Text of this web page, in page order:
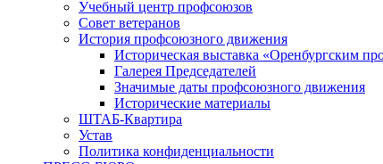
Учебный центр профсоюзов
Совет ветеранов
История профсоюзного движения
Историческая выставка «Оренбургским
Галерея Председателей
Значимые даты профсоюзного движения
Исторические материалы
ШТАБ-Квартира
Устав
Политика конфиденциальности